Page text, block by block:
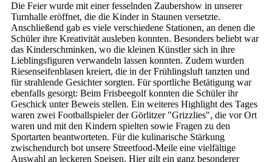
Die Feier wurde mit einer fesselnden Zaubershow in unserer
Turnhalle eröffnet, die die Kinder in Staunen versetzte.
Anschließend gab es viele verschiedene Stationen, an denen die
Schüler ihre Kreativität ausleben konnten. Besonders beliebt war
das Kinderschminken, wo die kleinen Künstler sich in ihre
Lieblingsfiguren verwandeln lassen konnten. Zudem wurden
Riesenseifenblasen kreiert, die in der Frühlingsluft tanzten und
für strahlende Gesichter sorgten. Für sportliche Betätigung war
ebenfalls gesorgt: Beim Frisbeegolf konnten die Schüler ihr
Geschick unter Beweis stellen. Ein weiteres Highlight des Tages
waren zwei Footballspieler der Görlitzer "Grizzlies", die vor Ort
waren und mit den Kindern spielten sowie Fragen zu den
Sportarten beantworteten. Für die kulinarische Stärkung
zwischendurch bot unsere Streetfood-Meile eine vielfältige
Auswahl an leckeren Speisen. Hier gilt ein ganz besonderer